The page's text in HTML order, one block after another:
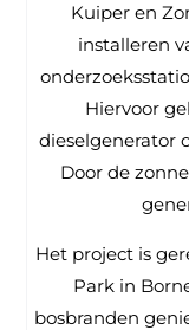
Kuiper en
installeren
Hiervoor
dieselgenerator
Door de
Het project is
Park in
bosbranden